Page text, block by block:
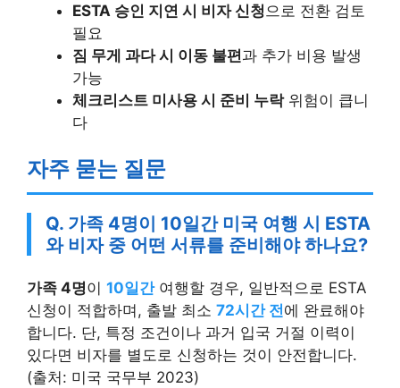
ESTA 승인 지연 시 비자 신청 으로 전환 검토
필요
짐 무게 과다 시 이동 불편과 추가 비용 발생
가능
체크리스트 미사용 시 준비 누락위험이 큽니
다
자주 묻는 질문
Q. 가족 4명이 10일간 미국 여행 시 ESTA
와 비자 중 어떤 서류를 준비해야 하나요?
가족 4명이 10일간여행할 경우, 일반적으로 ESTA
신청이 적합하며, 출발 최소 72시간 전에 완료해야
합니다. 단, 특정 조건이나 과거 입국 거절 이력이
있다면 비자를 별도로 신청하는 것이 안전합니다.
(출처: 미국 국무부 2023)